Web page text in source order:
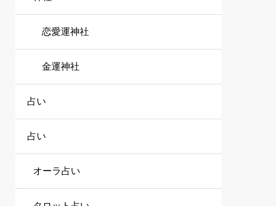
恋愛運神社
金運神社
占い
占い
オーラ占い